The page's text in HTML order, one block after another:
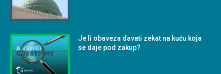
Je li obaveza davati zekat na kuću koja
se daje pod zakup?